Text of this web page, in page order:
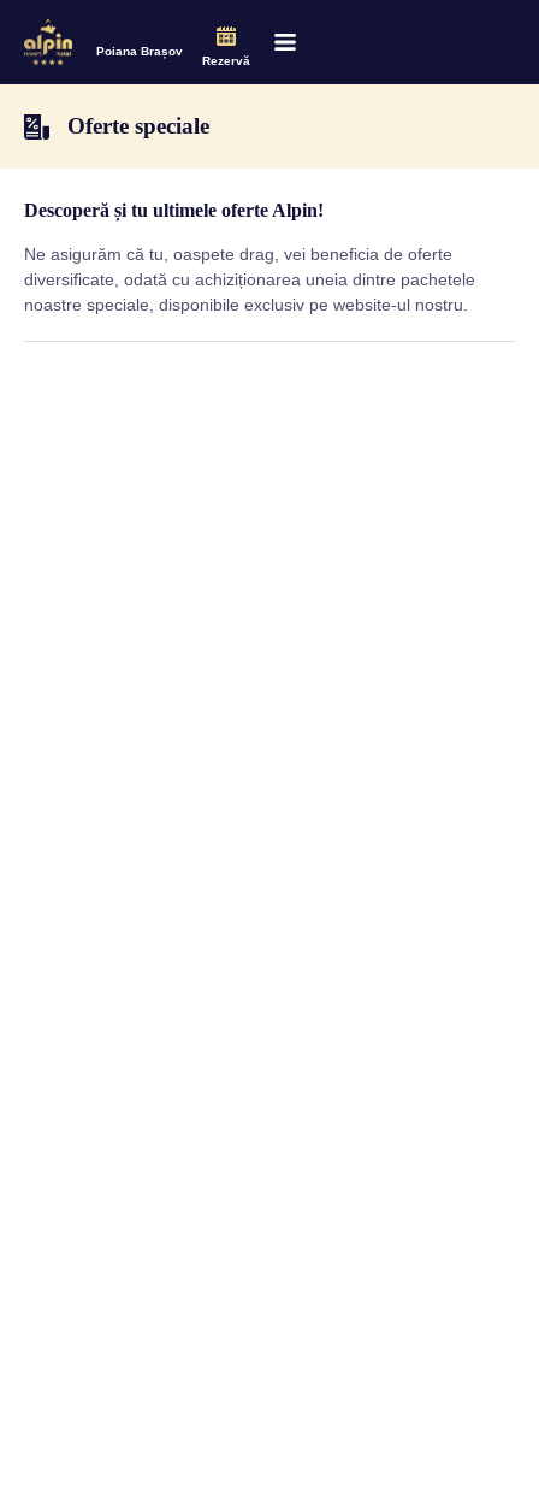
Poiana Brașov
Rezervă
Oferte speciale
Descoperă și tu ultimele oferte Alpin!
Ne asigurăm că tu, oaspete drag, vei beneficia de oferte
diversificate, odată cu achiziționarea uneia dintre pachetele
noastre speciale, disponibile exclusiv pe website-ul nostru.